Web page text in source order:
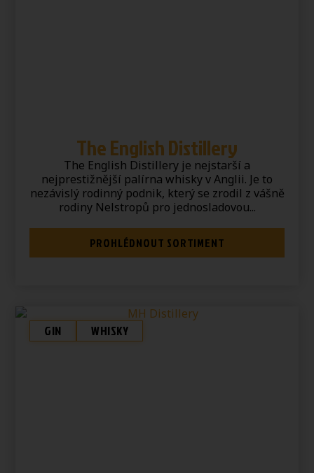
The English Distillery
The English Distillery je nejstarší a
nejprestižnější palírna whisky v Anglii. Je to
nezávislý rodinný podnik, který se zrodil z vášně
rodiny Nelstropů pro jednosladovou...
PROHLÉDNOUT SORTIMENT
GIN WHISKY